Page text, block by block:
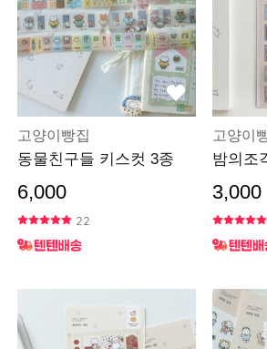
고양이빵집
동물친구들 키스컷 3종
6,000
22
고양이
밤의조
3,000